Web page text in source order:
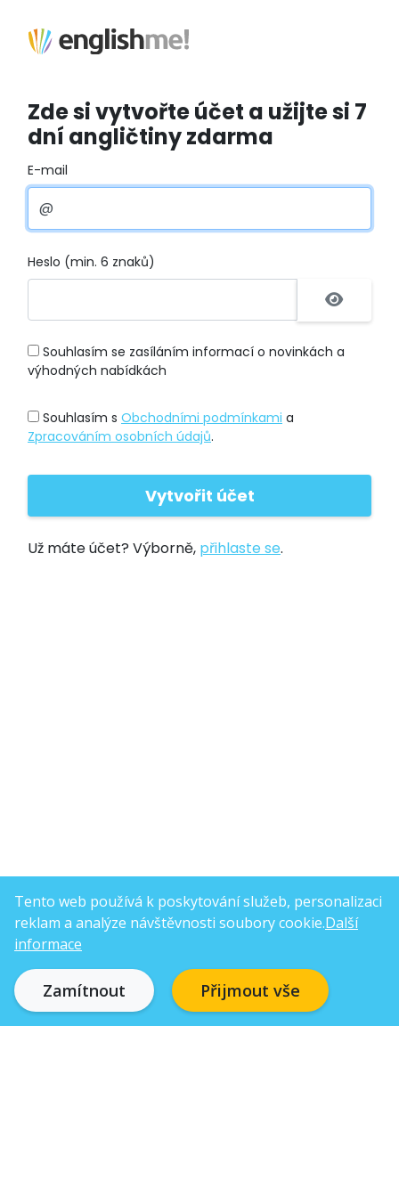
Zde si vytvořte účet a užijte si 7
dní angličtiny zdarma
E-mail
Heslo (min. 6 znaků)
Souhlasím se zasíláním informací o novinkách a
výhodných nabídkách
Souhlasím s Obchodními podmínkami a
Zpracováním osobních údajů.
Už máte účet? Výborně, přihlaste se.
Tento web používá k poskytování služeb, personalizaci
reklam a analýze návštěvnosti soubory cookie.Další
informace
Zamítnout Přijmout vše